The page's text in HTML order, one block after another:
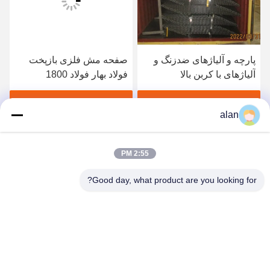
ضدزنگ و
بدست بیار
صفحه مش فلزی بازپخت
فولاد بهار فولاد 1800
مگاپاسکال
Screen Coal
Screen Easy
بهترین قیمت رو
alan
2:55 PM
Good day, what product are you looking for?